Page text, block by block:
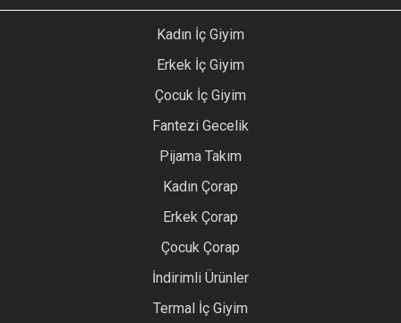
Kadın İç Giyim
Erkek İç Giyim
Çocuk İç Giyim
Fantezi Gecelik
Pijama Takım
Kadın Çorap
Erkek Çorap
Çocuk Çorap
İndirimli Ürünler
Termal İç Giyim